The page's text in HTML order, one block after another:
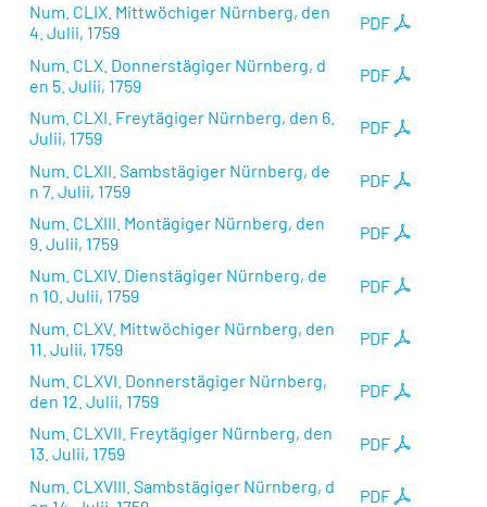
PDF
Num. CLIX. Mittwöchiger Nürnberg, den
4. Julii, 1759
PDF
Num. CLX. Donnerstägiger Nürnberg, d
en 5. Julii, 1759
PDF
Num. CLXI. Freytägiger Nürnberg, den 6.
Julii, 1759
PDF
Num. CLXII. Sambstägiger Nürnberg, de
n 7. Julii, 1759
PDF
Num. CLXIII. Montägiger Nürnberg, den
9. Julii, 1759
PDF
Num. CLXIV. Dienstägiger Nürnberg, de
n 10. Julii, 1759
PDF
Num. CLXV. Mittwöchiger Nürnberg, den
11. Julii, 1759
PDF
Num. CLXVI. Donnerstägiger Nürnberg,
den 12. Julii, 1759
PDF
Num. CLXVII. Freytägiger Nürnberg, den
13. Julii, 1759
PDF
Num. CLXVIII. Sambstägiger Nürnberg, d